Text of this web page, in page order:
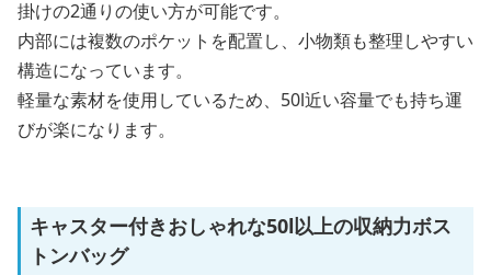
掛けの2通りの使い方が可能です。
内部には複数のポケットを配置し、小物類も整理しやすい
構造になっています。
軽量な素材を使用しているため、50l近い容量でも持ち運
びが楽になります。
キャスター付きおしゃれな50l以上の収納力ボス
トンバッグ